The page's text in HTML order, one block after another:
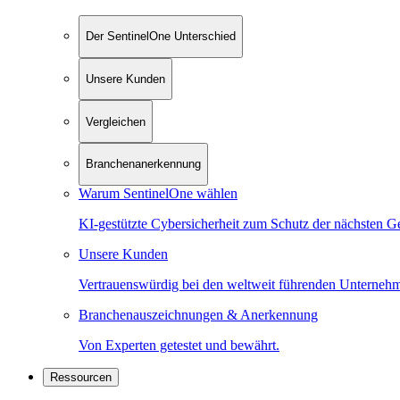
Der SentinelOne Unterschied
Unsere Kunden
Vergleichen
Branchenanerkennung
Warum SentinelOne wählen
KI-gestützte Cybersicherheit zum Schutz der nächsten
Unsere Kunden
Vertrauenswürdig bei den weltweit führenden
Branchenauszeichnungen & Anerkennung
Von Experten getestet und bewährt.
Ressourcen